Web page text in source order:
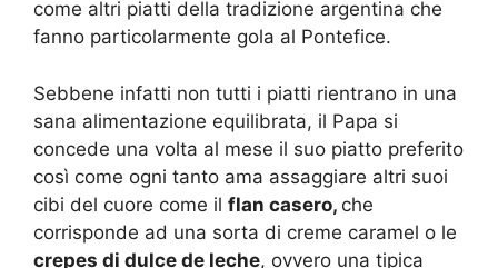
come altri piatti della tradizione argentina che
fanno particolarmente gola al Pontefice.
Sebbene infatti non tutti i piatti rientrano in una
sana alimentazione equilibrata, il Papa si
concede una volta al mese il suo piatto preferito
così come ogni tanto ama assaggiare altri suoi
cibi del cuore come il flan casero, che
corrisponde ad una sorta di creme caramel o le
crepes di dulce de leche, ovvero una tipica